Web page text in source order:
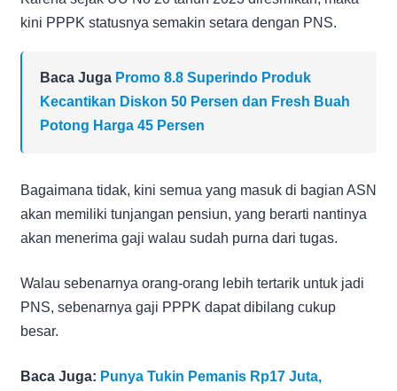
kini PPPK statusnya semakin setara dengan PNS.
Baca Juga Promo 8.8 Superindo Produk
Kecantikan Diskon 50 Persen dan Fresh Buah
Potong Harga 45 Persen
Bagaimana tidak, kini semua yang masuk di bagian ASN
akan memiliki tunjangan pensiun, yang berarti nantinya
akan menerima gaji walau sudah purna dari tugas.
Walau sebenarnya orang-orang lebih tertarik untuk jadi
PNS, sebenarnya gaji PPPK dapat dibilang cukup
besar.
Baca Juga: Punya Tukin Pemanis Rp17 Juta,